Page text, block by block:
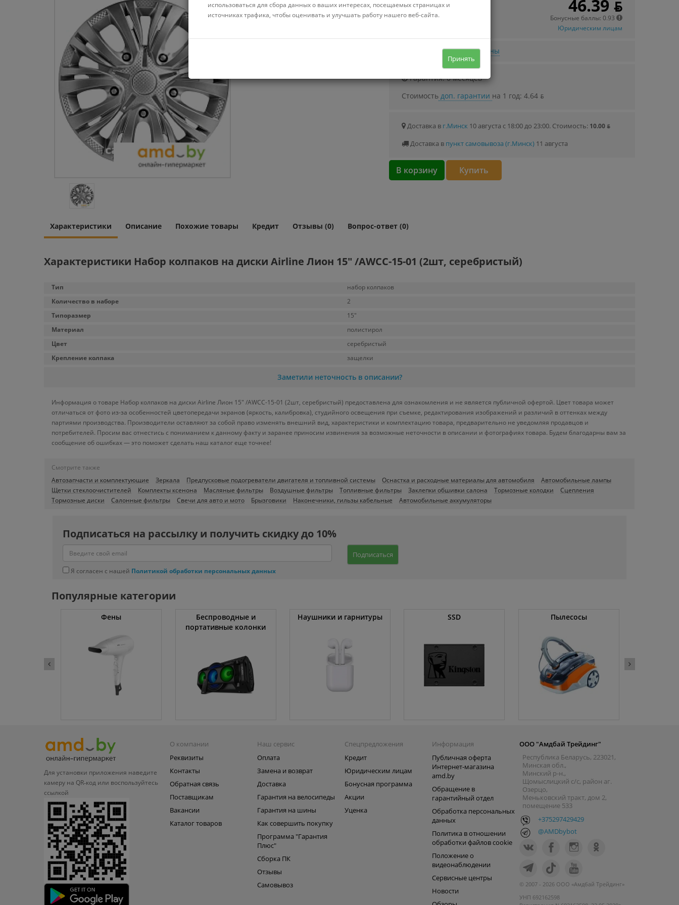
Можно купить в кредит
Стоимость от 0.72 ƃ/мec.
46.39 ƃ
Бонусные баллы: 0.93
Юридическим лицам
Узнать о снижении цены
Гарантия: 0 месяцев
Стоимостьдоп. гарантии на 1 год: 4.64 ƃ
Доставка в г.Минск 10 августа с 18:00 до 23:00. Стоимость: 10.00 ƃ
Доставка в пункт самовывоза (г.Минск)11 августа
В корзину Купить
Характеристики Описание Похожие товары Кредит Отзывы (0) Вопрос-ответ (0)
Характеристики Набор колпаков на диски Airline Лион 15" /AWCC-15-01 (2шт, серебристый)
Тип
набор колпаков
Количество в наборе
2
Типоразмер
15"
Материал
полистирол
Цвет
серебристый
Крепление колпака
защелки
Заметили неточность в описании?
Информация о товаре Набор колпаков на диски Airline Лион 15" /AWCC-15-01 (2шт, серебристый) предоставлена для ознакомления и не является публичной офертой. Цвет товара может
отличаться от фото из-за особенностей цветопередачи экранов (яркость, калибровка), студийного освещения при съемке, редактирования изображений и различий в оттенках между
партиями производства. Производители оставляют за собой право изменять внешний вид, характеристики и комплектацию товара, предварительно не уведомляя продавцов и
потребителей. Просим вас отнестись с пониманием к данному факту и заранее приносим извинения за возможные неточности в описании и фотографиях товара. Будем благодарны вам за
сообщение об ошибках — это поможет сделать наш каталог еще точнее!
Смотрите также
Автозапчасти и комплектующие
Зеркала Предпусковые подогреватели двигателя и топливной системы Оснастка и расходные материалы для автомобиля
Автомобильные лампы
Щетки стеклоочистителей
Комплекты ксенона Масляные фильтры Воздушные фильтры Топливные фильтры Заклепки обшивки салона Тормозные колодки
Сцепления
Тормозные диски
Салонные фильтры Свечи для авто и мото Брызговики Наконечники, гильзы кабельные Автомобильные аккумуляторы
Подписаться на рассылку и получить скидку до 10%
Подписаться
Я согласен с нашей Политикой обработки персональных данных
Популярные категории
Фены
Беспроводные и
портативные колонки
Наушники и гарнитуры SSD Пылесосы
использоваться для сбора данных о ваших интересах, посещаемых страницах и
источниках трафика, чтобы оценивать и улучшать работу нашего веб-сайта.
Принять
Для установки приложения наведите
камеру на QR‑код или воспользуйтесь
ссылкой
О компании
Реквизиты
Контакты
Обратная связь
Поставщикам
Вакансии
Каталог товаров
Наш сервис
Оплата
Замена и возврат
Доставка
Гарантия на велосипеды
Гарантия на шины
Как совершить покупку
Программа "Гарантия
Плюс"
Сборка ПК
Отзывы
Самовывоз
Спецпредложения
Кредит
Юридическим лицам
Бонусная программа
Акции
Уценка
Информация
Публичная оферта
Интернет-магазина
amd.by
Обращение в
гарантийный отдел
Обработка персональных
данных
Политика в отношении
обработки файлов cookie
Положение о
видеонаблюдении
Сервисные центры
Новости
ООО "Амдбай Трейдинг"
Республика Беларусь, 223021,
Минская обл.,
Минский р-н.,
Щомыслицкий с/с, район аг.
Озерцо,
Меньковский тракт, дом 2,
помещение 533
+375297429429
@AMDbybot
© 2007 - 2026 ООО «Амдбай Трейдинг»
УНП 692162598